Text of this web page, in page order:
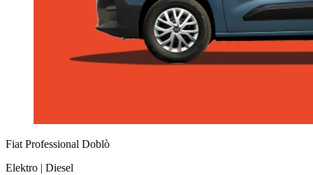
Fiat Professional Doblò
Elektro | Diesel